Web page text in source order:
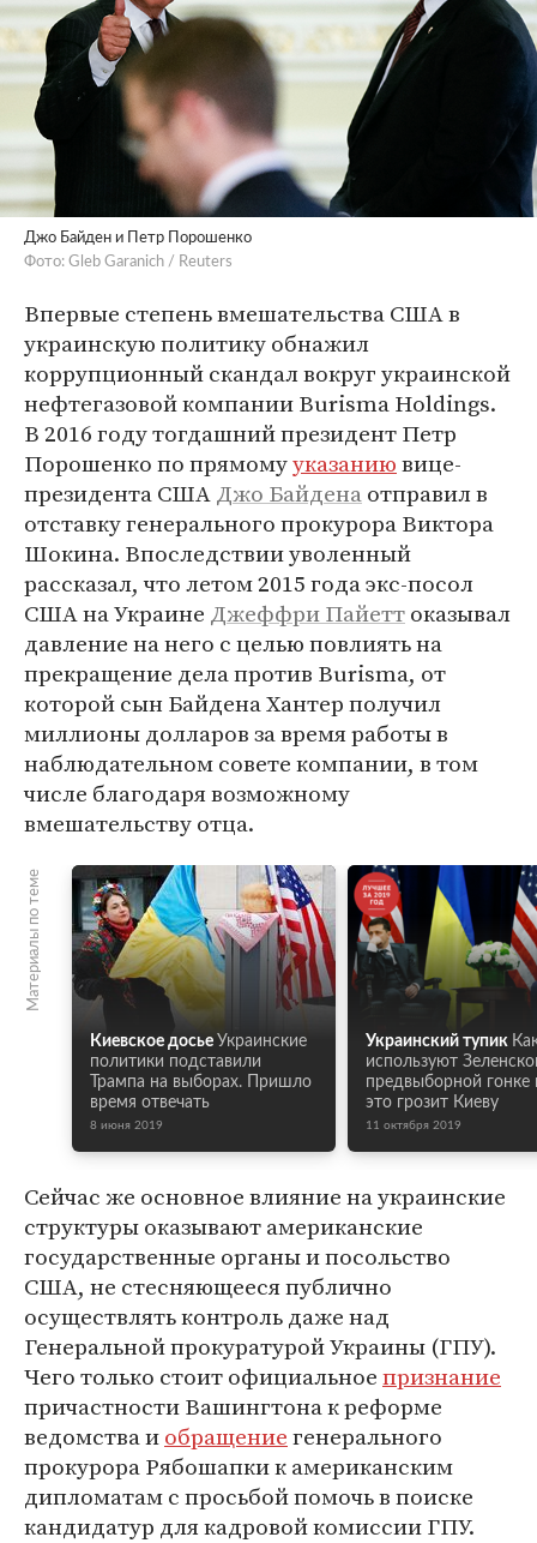
Джо Байден и Петр Порошенко
Фото: Gleb Garanich / Reuters
Впервые степень вмешательства США в
украинскую политику обнажил
коррупционный скандал вокруг украинской
нефтегазовой компании Burisma Holdings.
В 2016 году тогдашний президент Петр
Порошенко по прямомууказаниювице-
президента СШАДжо Байденаотправил в
отставку генерального прокурора Виктора
Шокина. Впоследствии уволенный
рассказал, что летом 2015 года экс-посол
США на Украине Джеффри Пайеттоказывал
давление на него с целью повлиять на
прекращение дела против Burisma, от
которой сын Байдена Хантер получил
миллионы долларов за время работы в
наблюдательном совете компании, в том
числе благодаря возможному
вмешательству отца.
Материалы по теме
Киевское досье Украинские
политики подставили
Трампа на выборах. Пришло
время отвечать
8 июня 2019
Украинский тупик
используют
предвыборной гонке
это грозит Киеву
11 октября 2019
Сейчас же основное влияние на украинские
структуры оказывают американские
государственные органы и посольство
США, не стесняющееся публично
осуществлять контроль даже над
Генеральной прокуратурой Украины (ГПУ).
Чего только стоит официальноепризнание
причастности Вашингтона к реформе
ведомства иобращениегенерального
прокурора Рябошапки к американским
дипломатам с просьбой помочь в поиске
кандидатур для кадровой комиссии ГПУ.